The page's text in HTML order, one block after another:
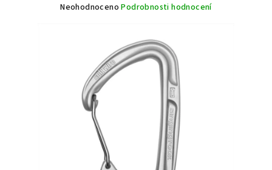
Průměrné
hvězdiček.
Neohodnoceno Podrobnosti hodnocení